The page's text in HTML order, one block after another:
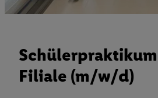
Filiale (m/w/d)